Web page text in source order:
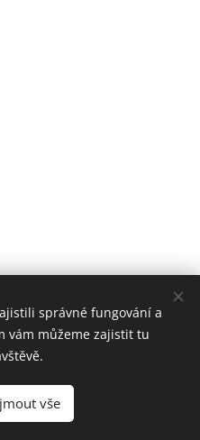
práva vyhrazena.
správné fungování a
vám můžeme zajistit tu
vše